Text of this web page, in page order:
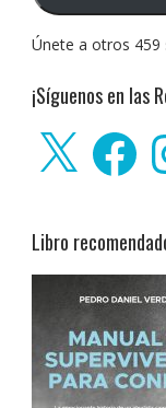
Únete a otros 459
¡Síguenos en las
Facebook
Libro